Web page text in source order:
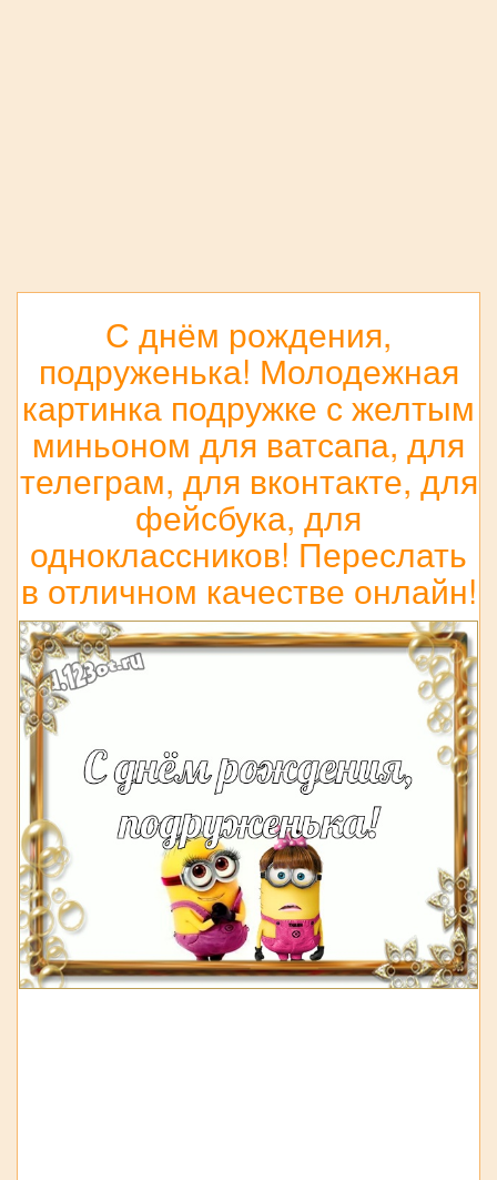
С днём рождения,
подруженька! Молодежная
картинка подружке с желтым
миньоном для ватсапа, для
телеграм, для вконтакте, для
фейсбука, для
одноклассников! Переслать
в отличном качестве онлайн!